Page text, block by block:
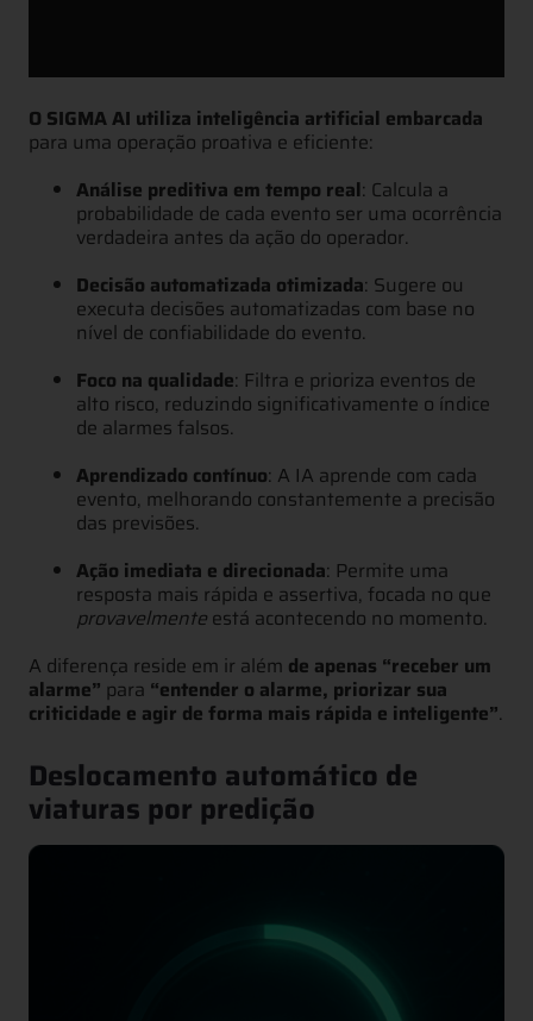
O SIGMA AI utiliza inteligência artificial embarcada
para uma operação proativa e eficiente:
Análise preditiva em tempo real: Calcula a
probabilidade de cada evento ser uma ocorrência
verdadeira antes da ação do operador.
Decisão automatizada otimizada: Sugere ou
executa decisões automatizadas com base no
nível de confiabilidade do evento.
Foco na qualidade: Filtra e prioriza eventos de
alto risco, reduzindo significativamente o índice
de alarmes falsos.
Aprendizado contínuo: A IA aprende com cada
evento, melhorando constantemente a precisão
das previsões.
Ação imediata e direcionada: Permite uma
resposta mais rápida e assertiva, focada no que
provavelmente está acontecendo no momento.
A diferença reside em ir além de apenas “receber um
alarme” para “entender o alarme, priorizar sua
criticidade e agir de forma mais rápida e inteligente”.
Deslocamento automático de
viaturas por predição